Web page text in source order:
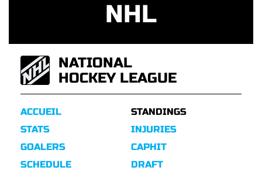
NHL
NATIONAL
HOCKEY LEAGUE
ACCUEIL
STATS
GOALERS
SCHEDULE
STANDINGS
INJURIES
CAPHIT
DRAFT